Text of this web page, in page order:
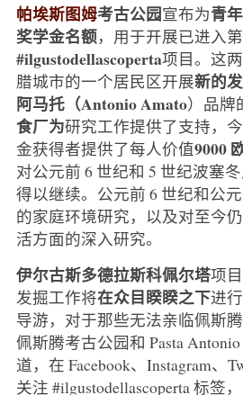
帕埃斯图姆考古公园宣布为青
奖学金名额，用于开展已进入
#ilgustodellascoperta项目。这
腊城市的一个居民区开展新的
阿马托（Antonio Amato）品牌
食厂为研究工作提供了支持，
金获得者提供了每人价值9000
对公元前 6 世纪和 5 世纪波塞
得以继续。公元前 6 世纪和公
的家庭环境研究，以及对至今
活方面的深入研究。
伊尔古斯多德拉斯科佩尔塔项
发掘工作将在众目睽睽之下进
导游，对于那些无法亲临佩斯
佩斯腾考古公园和 Pasta
道，在 Facebook、Instagram、
关注 #ilgustodellascoperta 标签